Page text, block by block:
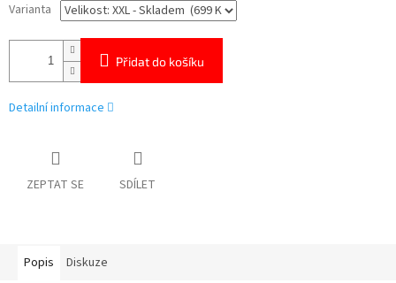
Varianta
Přidat do košíku
Detailní informace
ZEPTAT SE SDÍLET
Popis Diskuze